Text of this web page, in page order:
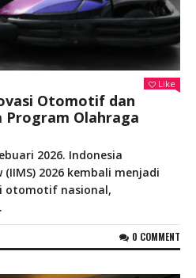
Like
Otomotif dan
Program Olahraga
2026. Indonesia
2026 kembali menjadi
otomotif nasional,
0 COMMENT